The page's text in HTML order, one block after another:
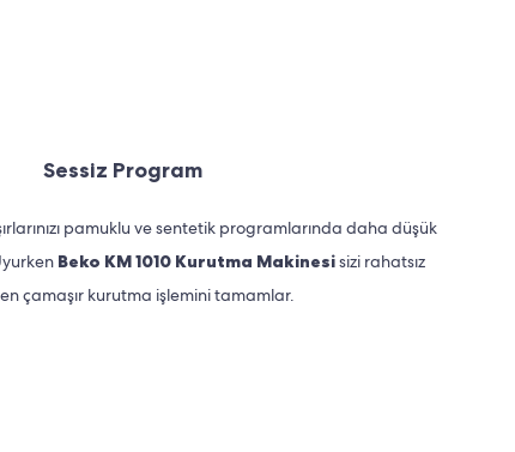
Sessiz Program
pamuklu ve sentetik programlarında daha düşük
Beko KM 1010 Kurutma Makinesisizi rahatsız
çamaşır kurutma işlemini tamamlar.